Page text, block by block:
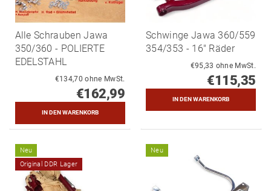
Alle Schrauben Jawa
350/360 - POLIERTE
EDELSTAHL
€134,70 ohne MwSt.
€162,99
Schwinge Jawa 360/559
354/353 - 16" Räder
€95,33 ohne MwSt.
€115,35
Neu
Original DDR Lager
Neu